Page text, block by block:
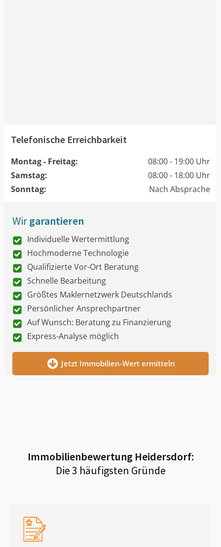
Telefonische Erreichbarkeit
Montag - Freitag:
08:00 - 19:00 Uhr
Samstag:
08:00 - 18:00 Uhr
Sonntag:
Nach Absprache
Wirgarantieren
Individuelle Wertermittlung
Hochmoderne Technologie
Qualifizierte Vor-Ort Beratung
Schnelle Bearbeitung
Größtes Maklernetzwerk Deutschlands
Persönlicher Ansprechpartner
Auf Wunsch: Beratung zu Finanzierung
Express-Analyse möglich
Jetzt Immobilien-Wert ermitteln
Immobilienbewertung Heidersdorf:
Die 3 häufigsten Gründe